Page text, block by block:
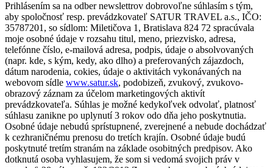
Prihlásením sa na odber newslettrov dobrovoľne súhlasím s tým,
aby spoločnosť resp. prevádzkovateľ SATUR TRAVEL a.s., IČO:
35787201, so sídlom: Miletičova 1, Bratislava 824 72 spracúvala
moje osobné údaje v rozsahu titul, meno, priezvisko, adresa,
telefónne číslo, e-mailová adresa, podpis, údaje o absolvovaných
(napr. kde, s kým, kedy, ako dlho) a preferovaných zájazdoch,
dátum narodenia, cokies, údaje o aktivitách vykonávaných na
webovom sídle www.satur.sk, podobizeň, zvukový, zvukovo-
obrazový záznam za účelom marketingových aktivít
prevádzkovateľa. Súhlas je možné kedykoľvek odvolať, platnosť
súhlasu zanikne po uplynutí 3 rokov odo dňa jeho poskytnutia.
Osobné údaje nebudú sprístupnené, zverejnené a nebude dochádzať
k cezhraničnému prenosu do tretích krajín. Osobné údaje budú
poskytnuté tretím stranám na základe osobitných predpisov. Ako
dotknutá osoba vyhlasujem, že som si vedomá svojich práv v